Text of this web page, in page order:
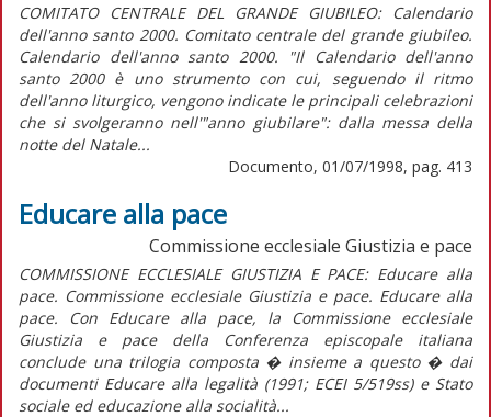
COMITATO CENTRALE DEL GRANDE GIUBILEO: Calendario
dell'anno santo 2000. Comitato centrale del grande giubileo.
Calendario dell'anno santo 2000. "Il Calendario dell'anno
santo 2000 è uno strumento con cui, seguendo il ritmo
dell'anno liturgico, vengono indicate le principali celebrazioni
che si svolgeranno nell'"anno giubilare": dalla messa della
notte del Natale...
Documento, 01/07/1998, pag. 413
Educare alla pace
Commissione ecclesiale Giustizia e pace
COMMISSIONE ECCLESIALE GIUSTIZIA E PACE: Educare alla
pace. Commissione ecclesiale Giustizia e pace. Educare alla
pace. Con Educare alla pace, la Commissione ecclesiale
Giustizia e pace della Conferenza episcopale italiana
conclude una trilogia composta � insieme a questo � dai
documenti Educare alla legalità (1991; ECEI 5/519ss) e Stato
sociale ed educazione alla socialità...